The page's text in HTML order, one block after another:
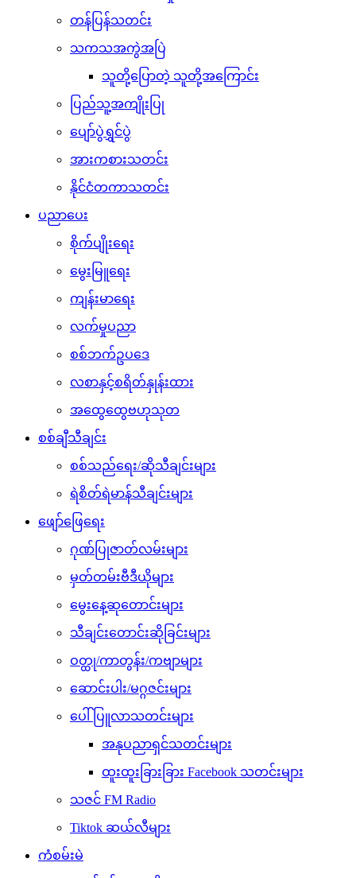
တန်ပြန်သတင်း
သကသအကွဲအပြဲ
သူတို့ပြောတဲ့ သူတို့အကြောင်း
ပြည်သူ့အကျိုးပြု
ပျော်ပွဲရွှင်ပွဲ
အားကစားသတင်း
နိုင်ငံတကာသတင်း
ပညာပေး
စိုက်ပျိုးရေး
မွေးမြူရေး
ကျန်းမာရေး
လက်မှုပညာ
စစ်ဘက်ဥပဒေ
လစာနှင့်စရိတ်နှုန်းထား
အထွေထွေဗဟုသုတ
စစ်ချီသီချင်း
စစ်သည်ရေး/ဆိုသီချင်းများ
ရဲစိတ်ရဲမာန်သီချင်းများ
ဖျော်ဖြေရေး
ဂုဏ်ပြုဇာတ်လမ်းများ
မှတ်တမ်းဗီဒီယိုများ
မွေးနေ့ဆုတောင်းများ
သီချင်းတောင်းဆိုခြင်းများ
ဝတ္ထု/ကာတွန်း/ကဗျာများ
ဆောင်းပါး/မဂ္ဂဇင်းများ
ပေါ်ပြူလာသတင်းများ
အနုပညာရှင်သတင်းများ
ထူးထူးခြားခြား Facebook သတင်းများ
သဇင် FM Radio
Tiktok ဆယ်လီများ
ကံစမ်းမဲ